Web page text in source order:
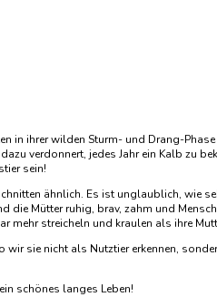
in ihrer wilden Sturm- und Drang-
verdonnert, jedes Jahr ein Kalb zu
sein!
ähnlich. Es ist unglaublich, wie
die Mütter ruhig, brav, zahm und
mehr streicheln und kraulen als ihre
sie nicht als Nutztier erkennen,
schönes langes Leben!